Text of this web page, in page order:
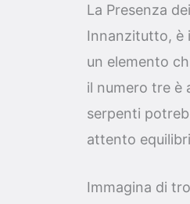
La Presenza
Innanzitutto, è
un elemento
il numero tre è
serpenti
attento
Immagina di